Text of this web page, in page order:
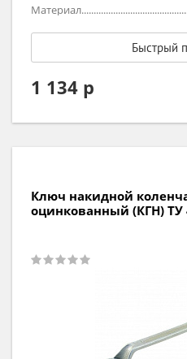
Материал
Быстрый
1 134 р
Ключ накидной
оцинкованный (КГН)